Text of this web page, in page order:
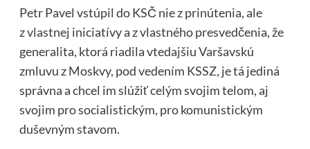
Petr Pavel vstúpil do KSČ nie z prinútenia, ale
z vlastnej iniciatívy a z vlastného presvedčenia, že
generalita, ktorá riadila vtedajšiu Varšavskú
zmluvu z Moskvy, pod vedením KSSZ, je tá jediná
správna a chcel im slúžiť celým svojim telom, aj
svojim pro socialistickým, pro komunistickým
duševným stavom.